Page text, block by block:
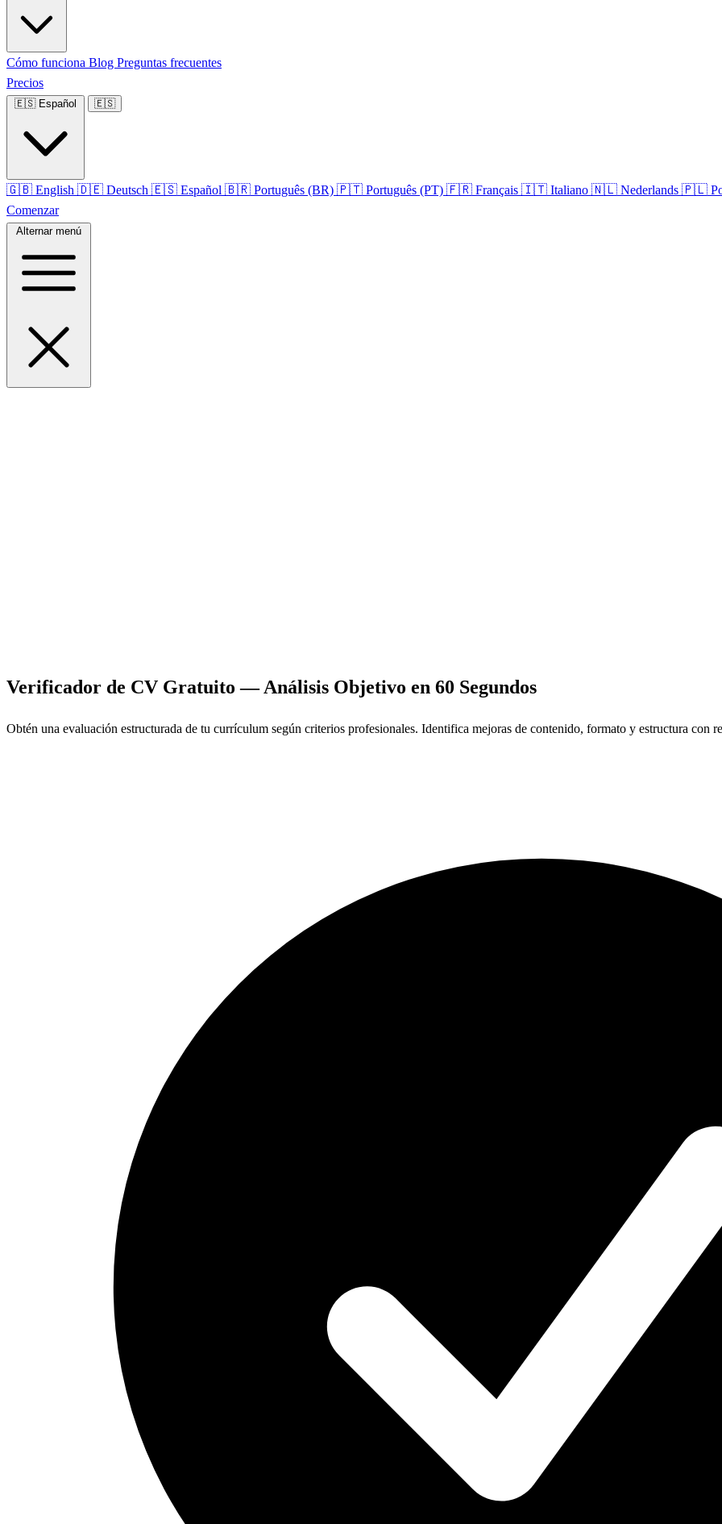
Cómo funciona Blog Preguntas frecuentes
Precios
🇪🇸 Español 🇪🇸
🇬🇧 English 🇩🇪 Deutsch 🇪🇸 Español 🇧🇷 Português (BR) 🇵🇹 Português (PT) 🇫🇷 Français 🇮🇹 Italiano 🇳🇱 Nederlands 🇵🇱
Comenzar
Alternar menú
Verificador de CV Gratuito— Análisis Objetivo en 60 Segundos
Obtén una evaluación estructurada de tu currículum según criterios profesionales. Identifica mejoras de contenido, formato y estructura con